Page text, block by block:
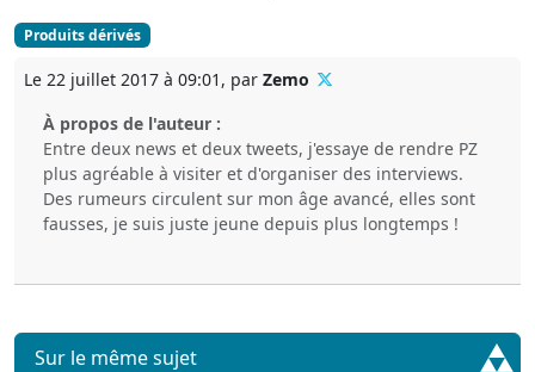
Produits dérivés
Le 22 juillet 2017 à 09:01, par Zemo
À propos de l'auteur :
Entre deux news et deux tweets, j'essaye de rendre PZ
plus agréable à visiter et d'organiser des interviews.
Des rumeurs circulent sur mon âge avancé, elles sont
fausses, je suis juste jeune depuis plus longtemps !
Sur le même sujet